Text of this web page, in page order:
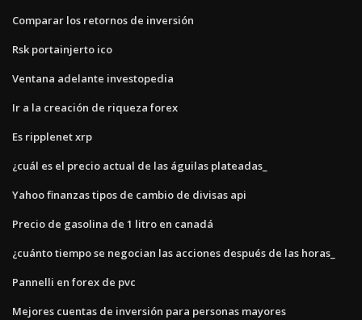
Comparar los retornos de inversión
Rsk portainjerto ico
Ventana adelante investopedia
Ir a la creación de riqueza forex
Es ripplenet xrp
¿cuál es el precio actual de las águilas plateadas_
Yahoo finanzas tipos de cambio de divisas api
Precio de gasolina de 1 litro en canadá
¿cuánto tiempo se negocian las acciones después de las horas_
Pannelli en forex de pvc
Mejores cuentas de inversión para personas mayores